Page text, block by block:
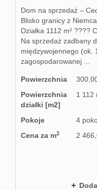
Dom na sprzedaż –
Blisko granicy z
Działka 1112 m² ????
Na sprzedaż zadbany
międzywojennego (ok.
zagospodarowanej ...
Powierzchnia
Powierzchnia
działki [m2]
1 112
Pokoje
4
Cena za m2 2